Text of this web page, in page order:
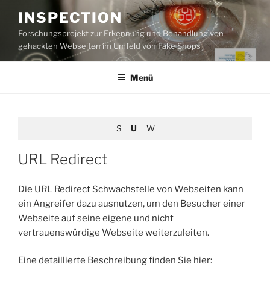
Inhalt
springen
INSPECTION
Forschungsprojekt zur Erkennung und Behandlung von
gehackten Webseiten im Umfeld von Fake Shops
Menü
S U W
URL Redirect
Die URL Redirect Schwachstelle von Webseiten kann
ein Angreifer dazu ausnutzen, um den Besucher einer
Webseite auf seine eigene und nicht
vertrauenswürdige Webseite weiterzuleiten.
Eine detaillierte Beschreibung finden Sie hier: